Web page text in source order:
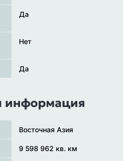
Да
Нет
Да
информация
Восточная Азия
9 598 962 кв. км